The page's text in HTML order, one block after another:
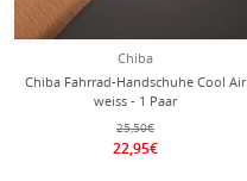
Chiba
Chiba Fahrrad-Handschuhe Cool Air
weiss - 1 Paar
25,50€
22,95€